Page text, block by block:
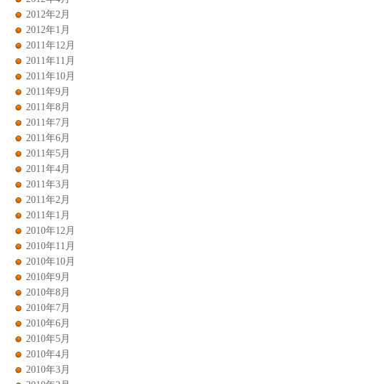
2012年2月
2012年1月
2011年12月
2011年11月
2011年10月
2011年9月
2011年8月
2011年7月
2011年6月
2011年5月
2011年4月
2011年3月
2011年2月
2011年1月
2010年12月
2010年11月
2010年10月
2010年9月
2010年8月
2010年7月
2010年6月
2010年5月
2010年4月
2010年3月